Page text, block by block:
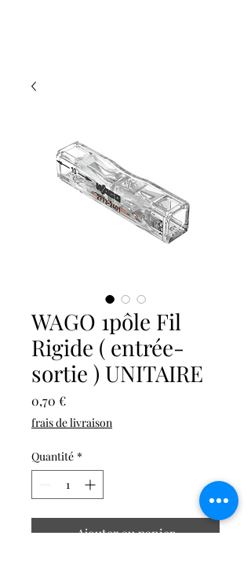
WAGO 1pôle Fil
Rigide ( entrée-
sortie ) UNITAIRE
0,70 €Prix
frais de livraison
Quantité *
Ajouter au panier